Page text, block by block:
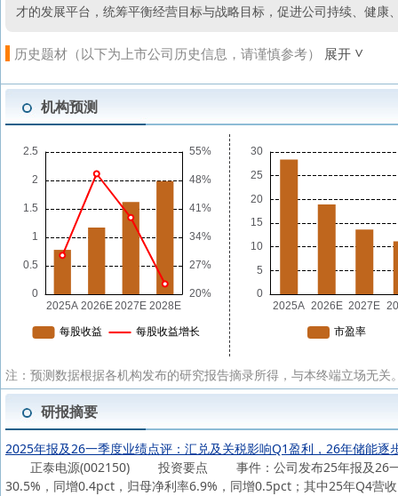
才的发展平台，统筹平衡经营目标与战略目标，促进公司持续、健康
历史题材（以下为上市公司历史信息，请谨慎参考） 展开
机构预测
注：预测数据根据各机构发布的研究报告摘录所得，与本终端立场无
研报摘要
2025年报及26一季度业绩点评：汇兑及关税影响Q1盈利，26年储能逐
正泰电源(002150) 投资要点 事件：公司发布25年报及26一季
30.5%，同增0.4pct，归母净利率6.9%，同增0.5pct；其中25年Q4营